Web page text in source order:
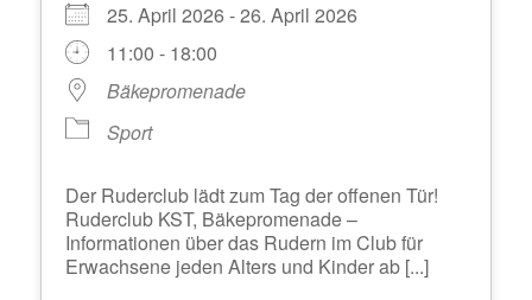
25. April 2026 - 26. April 2026
11:00 - 18:00
Bäkepromenade
Sport
Der Ruderclub lädt zum Tag der offenen Tür!
Ruderclub KST, Bäkepromenade –
Informationen über das Rudern im Club für
Erwachsene jeden Alters und Kinder ab [...]